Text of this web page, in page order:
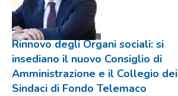
Rinnovo degli Organi sociali: si
insediano il nuovo Consiglio di
Amministrazione e il Collegio dei
Sindaci di Fondo Telemaco